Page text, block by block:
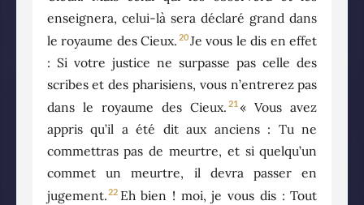
enseignera, celui-là sera déclaré grand dans
le royaume des Cieux. 20Je vous le dis en effet
: Si votre justice ne surpasse pas celle des
scribes et des pharisiens, vous n’entrerez pas
dans le royaume des Cieux. 21 « Vous avez
appris qu’il a été dit aux anciens : Tu ne
commettras pas de meurtre, et si quelqu’un
commet un meurtre, il devra passer en
jugement.22 Eh bien ! moi, je vous dis : Tout